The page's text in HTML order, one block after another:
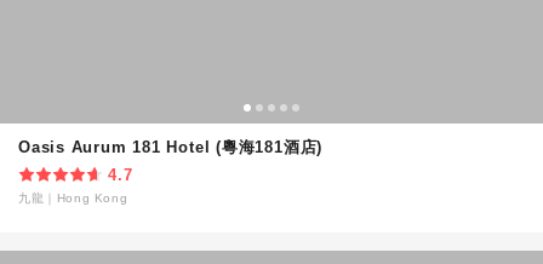
Oasis Aurum 181 Hotel (粵海181酒店)
4.7
九龍 Hong Kong